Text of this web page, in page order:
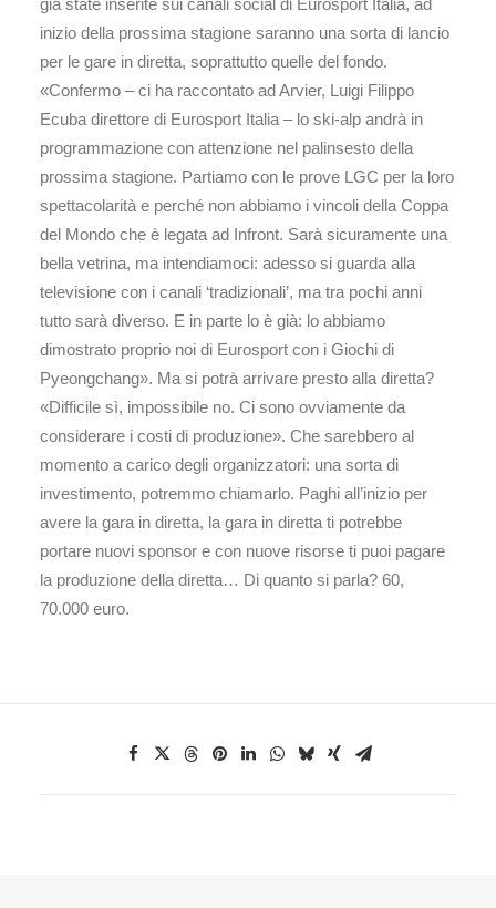
già state inserite sui canali social di Eurosport Italia, ad
inizio della prossima stagione saranno una sorta di lancio
per le gare in diretta, soprattutto quelle del fondo.
«Confermo – ci ha raccontato ad Arvier, Luigi Filippo
Ecuba direttore di Eurosport Italia – lo ski-alp andrà in
programmazione con attenzione nel palinsesto della
prossima stagione. Partiamo con le prove LGC per la loro
spettacolarità e perché non abbiamo i vincoli della Coppa
del Mondo che è legata ad Infront. Sarà sicuramente una
bella vetrina, ma intendiamoci: adesso si guarda alla
televisione con i canali ‘tradizionali’, ma tra pochi anni
tutto sarà diverso. E in parte lo è già: lo abbiamo
dimostrato proprio noi di Eurosport con i Giochi di
Pyeongchang». Ma si potrà arrivare presto alla diretta?
«Difficile sì, impossibile no. Ci sono ovviamente da
considerare i costi di produzione». Che sarebbero al
momento a carico degli organizzatori: una sorta di
investimento, potremmo chiamarlo. Paghi all’inizio per
avere la gara in diretta, la gara in diretta ti potrebbe
portare nuovi sponsor e con nuove risorse ti puoi pagare
la produzione della diretta… Di quanto si parla? 60,
70.000 euro.